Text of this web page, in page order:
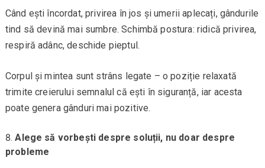
Când ești încordat, privirea în jos și umerii aplecați, gândurile
tind să devină mai sumbre. Schimbă postura: ridică privirea,
respiră adânc, deschide pieptul.
Corpul și mintea sunt strâns legate – o poziție relaxată
trimite creierului semnalul că ești în siguranță, iar acesta
poate genera gânduri mai pozitive.
Alege să vorbești despre soluții, nu doar despre
probleme